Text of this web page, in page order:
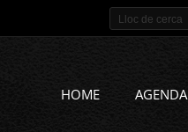
HOME AGENDA